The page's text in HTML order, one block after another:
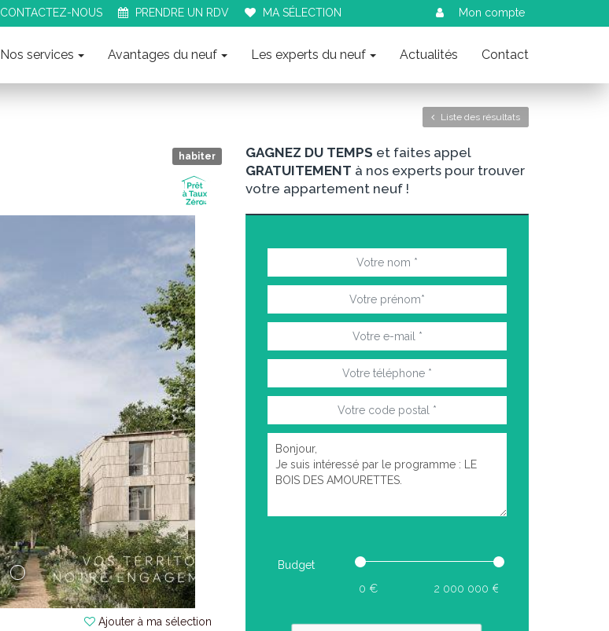
Mon compte
CONTACTEZ-NOUS PRENDRE UN RDV MA SÉLECTION
Nos services Avantages du neuf Les experts du neuf Actualités Contact
Liste des résultats
habiter
Suivant
Ajouter à ma sélection
GAGNEZ DU TEMPS et faites appel
GRATUITEMENT à nos experts pour trouver
votre appartement neuf !
Budget